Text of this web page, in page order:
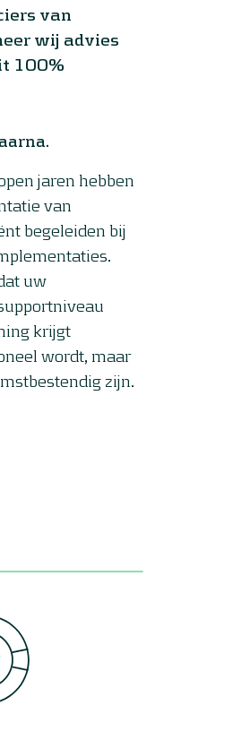
van
wij advies
100%
jaren hebben
van
begeleiden bij
uw
krijgt
wordt, maar
zijn.